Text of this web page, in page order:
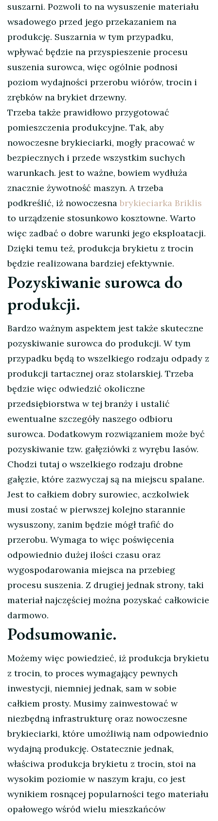
suszarni. Pozwoli to na wysuszenie materiału
wsadowego przed jego przekazaniem na
produkcję. Suszarnia w tym przypadku,
wpływać będzie na przyspieszenie procesu
suszenia surowca, więc ogólnie podnosi
poziom wydajności przerobu wiórów, trocin i
zrębków na brykiet drzewny.
Trzeba także prawidłowo przygotować
pomieszczenia produkcyjne. Tak, aby
nowoczesne brykieciarki, mogły pracować w
bezpiecznych i przede wszystkim suchych
warunkach. jest to ważne, bowiem wydłuża
znacznie żywotność maszyn. A trzeba
podkreślić, iż nowoczesna brykieciarka Briklis
to urządzenie stosunkowo kosztowne. Warto
więc zadbać o dobre warunki jego eksploatacji.
Dzięki temu też, produkcja brykietu z trocin
będzie realizowana bardziej efektywnie.
Pozyskiwanie surowca do
produkcji.
Bardzo ważnym aspektem jest także skuteczne
pozyskiwanie surowca do produkcji. W tym
przypadku będą to wszelkiego rodzaju odpady z
produkcji tartacznej oraz stolarskiej. Trzeba
będzie więc odwiedzić okoliczne
przedsiębiorstwa w tej branży i ustalić
ewentualne szczegóły naszego odbioru
surowca. Dodatkowym rozwiązaniem może być
pozyskiwanie tzw. gałęziówki z wyrębu lasów.
Chodzi tutaj o wszelkiego rodzaju drobne
gałęzie, które zazwyczaj są na miejscu spalane.
Jest to całkiem dobry surowiec, aczkolwiek
musi zostać w pierwszej kolejno starannie
wysuszony, zanim będzie mógł trafić do
przerobu. Wymaga to więc poświęcenia
odpowiednio dużej ilości czasu oraz
wygospodarowania miejsca na przebieg
procesu suszenia. Z drugiej jednak strony, taki
materiał najczęściej można pozyskać całkowicie
darmowo.
Podsumowanie.
Możemy więc powiedzieć, iż produkcja brykietu
z trocin, to proces wymagający pewnych
inwestycji, niemniej jednak, sam w sobie
całkiem prosty. Musimy zainwestować w
niezbędną infrastrukturę oraz nowoczesne
brykieciarki, które umożliwią nam odpowiednio
wydajną produkcję. Ostatecznie jednak,
właściwa produkcja brykietu z trocin, stoi na
wysokim poziomie w naszym kraju, co jest
wynikiem rosnącej popularności tego materiału
opałowego wśród wielu mieszkańców